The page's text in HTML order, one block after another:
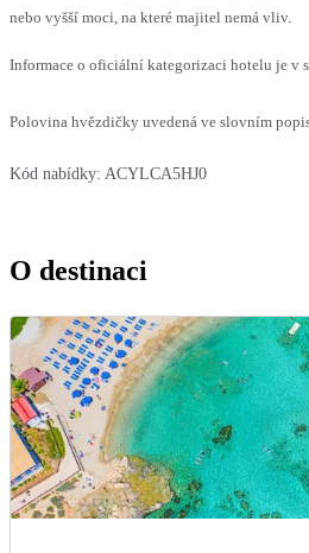
nebo vyšší moci, na které majitel nemá vliv.
Informace o oficiální kategorizaci hotelu je v
Polovina hvězdičky uvedená ve slovním
Kód nabídky: ACYLCA5HJ0
O destinaci